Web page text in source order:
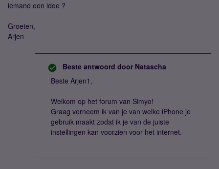
iemand een idee ?
Groeten,
Arjen
Beste antwoord door Natascha
Beste Arjen1,
Welkom op het forum van Simyo!
Graag verneem ik van je van welke iPhone je
gebruik maakt zodat ik je van de juiste
instellingen kan voorzien voor het internet.